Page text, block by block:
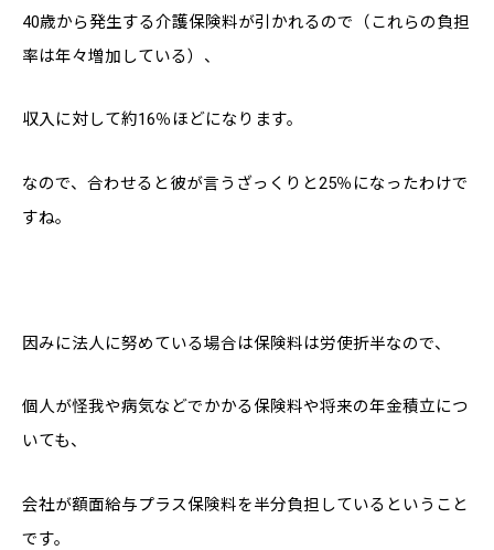
40歳から発生する介護保険料が引かれるので（これらの負担
率は年々増加している）、
収入に対して約16％ほどになります。
なので、合わせると彼が言うざっくりと25％になったわけで
すね。
因みに法人に努めている場合は保険料は労使折半なので、
個人が怪我や病気などでかかる保険料や将来の年金積立につ
いても、
会社が額面給与プラス保険料を半分負担しているということ
です。